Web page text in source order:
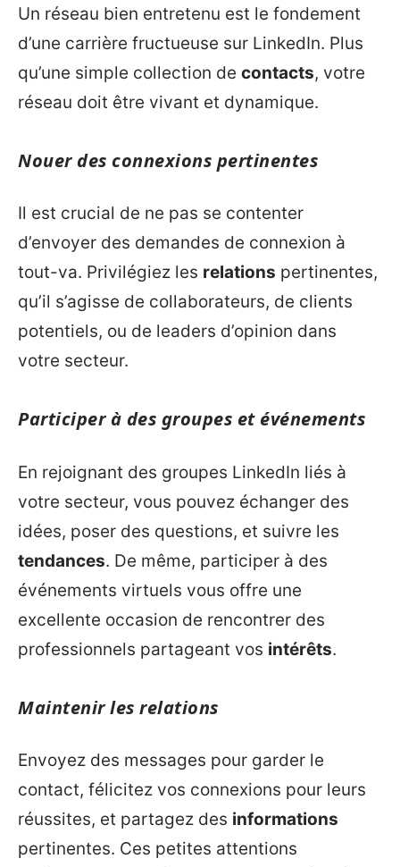
Un réseau bien entretenu est le fondement
d’une carrière fructueuse sur LinkedIn. Plus
qu’une simple collection de contacts, votre
réseau doit être vivant et dynamique.
Nouer des connexions pertinentes
Il est crucial de ne pas se contenter
d’envoyer des demandes de connexion à
tout-va. Privilégiez les relations pertinentes,
qu’il s’agisse de collaborateurs, de clients
potentiels, ou de leaders d’opinion dans
votre secteur.
Participer à des groupes et événements
En rejoignant des groupes LinkedIn liés à
votre secteur, vous pouvez échanger des
idées, poser des questions, et suivre les
tendances. De même, participer à des
événements virtuels vous offre une
excellente occasion de rencontrer des
professionnels partageant vos intérêts.
Maintenir les relations
Envoyez des messages pour garder le
contact, félicitez vos connexions pour leurs
réussites, et partagez des informations
pertinentes. Ces petites attentions